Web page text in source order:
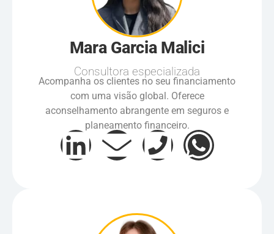
Mara Garcia Malici
Consultora especializada
Acompanha os clientes no seu financiamento
com uma visão global. Oferece
aconselhamento abrangente em seguros e
planeamento financeiro.